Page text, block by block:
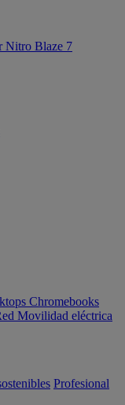
Nitro Blaze 7
Chromebooks
Movilidad eléctrica
Profesional